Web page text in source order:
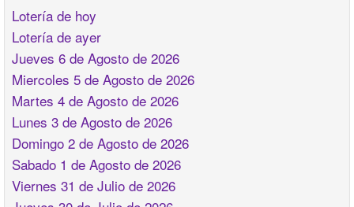
Lotería de hoy
Lotería de ayer
Jueves 6 de Agosto de 2026
Miercoles 5 de Agosto de 2026
Martes 4 de Agosto de 2026
Lunes 3 de Agosto de 2026
Domingo 2 de Agosto de 2026
Sabado 1 de Agosto de 2026
Viernes 31 de Julio de 2026